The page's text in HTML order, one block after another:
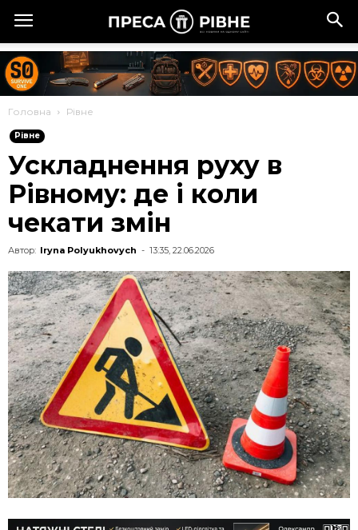
Головна Рівне
Рівне
Ускладнення руху в
Рівному: де і коли
чекати змін
Автор: Iryna Polyukhovych - 13:35, 22.06.2026